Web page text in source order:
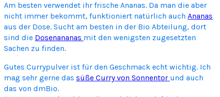
Am besten verwendet ihr frische Ananas. Da man die aber
nicht immer bekommt, funktioniert natürlich auch Ananas
aus der Dose. Sucht am besten in der Bio Abteilung, dort
sind die Dosenananas mit den wenigsten zugesetzten
Sachen zu finden.
Gutes Currypulver ist für den Geschmack echt wichtig. Ich
mag sehr gerne das süße Curry von Sonnentor und auch
das von dmBio.